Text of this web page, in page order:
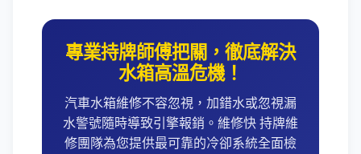
專業持牌師傅把關，徹底解決
水箱高溫危機！
汽車水箱維修不容忽視，加錯水或忽視漏
水警號隨時導致引擎報銷。維修快 持牌維
修團隊為您提供最可靠的冷卻系統全面檢